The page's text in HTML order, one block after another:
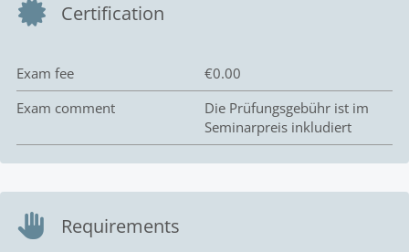
Certification
Exam fee
€0.00
Exam comment
Die Prüfungsgebühr ist im
Seminarpreis inkludiert
Requirements